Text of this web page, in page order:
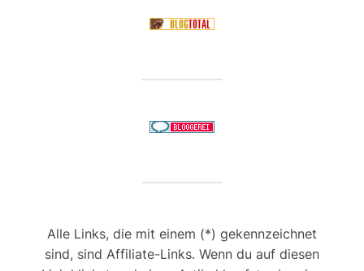
Alle Links, die mit einem (*) gekennzeichnet
sind, sind Affiliate-Links. Wenn du auf diesen